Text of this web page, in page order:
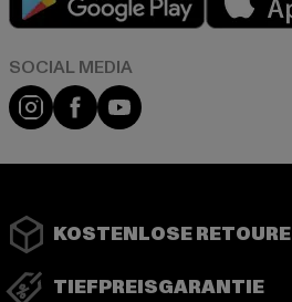
Instagram
FacebookYouTube
KOSTENLOSE RETOURE
TIEFPREISGARANTIE